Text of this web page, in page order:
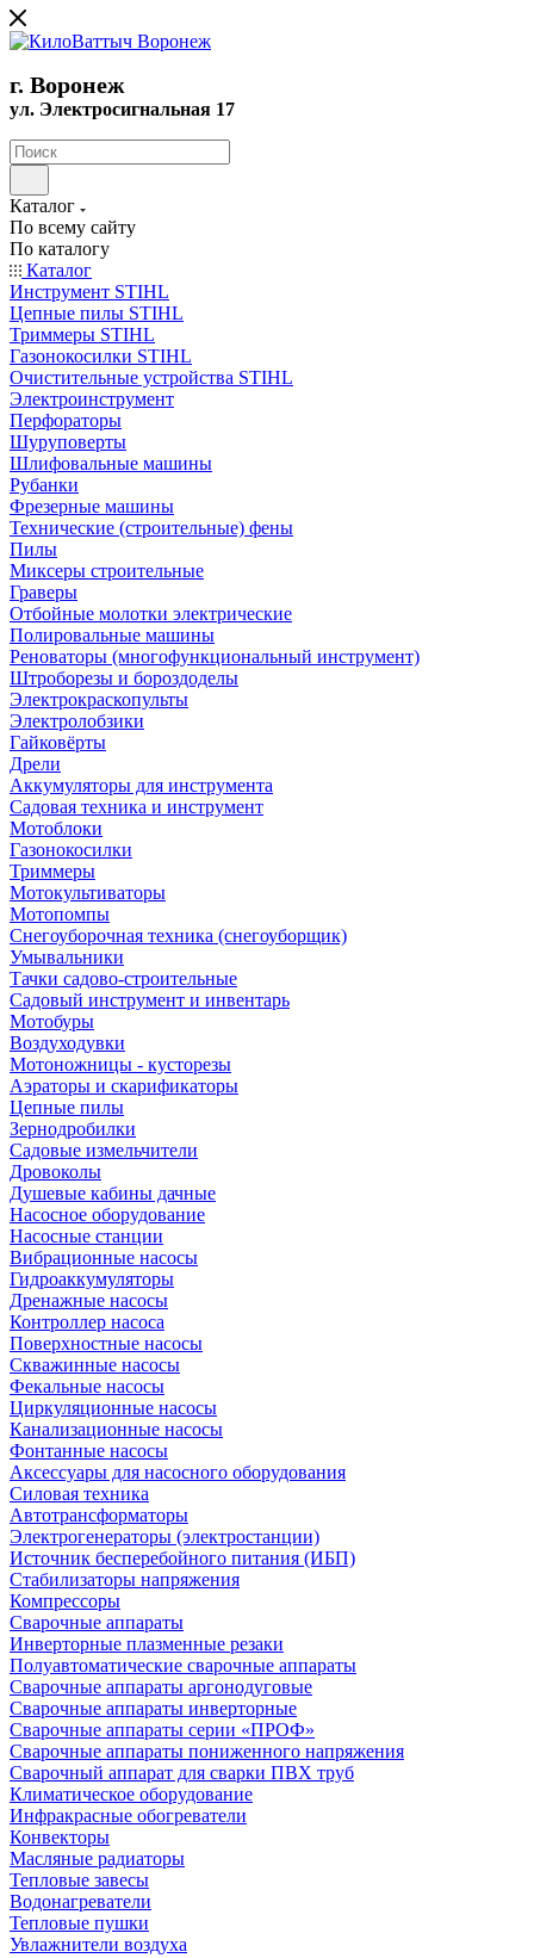
г. Воронеж
ул. Электросигнальная 17
Каталог
По всему сайту
По каталогу
Каталог
Инструмент STIHL
Цепные пилы STIHL
Триммеры STIHL
Газонокосилки STIHL
Очистительные устройства STIHL
Электроинструмент
Перфораторы
Шуруповерты
Шлифовальные машины
Рубанки
Фрезерные машины
Технические (строительные) фены
Пилы
Миксеры строительные
Граверы
Отбойные молотки электрические
Полировальные машины
Реноваторы (многофункциональный инструмент)
Штроборезы и бороздоделы
Электрокраскопульты
Электролобзики
Гайковёрты
Дрели
Аккумуляторы для инструмента
Садовая техника и инструмент
Мотоблоки
Газонокосилки
Триммеры
Мотокультиваторы
Мотопомпы
Снегоуборочная техника (снегоуборщик)
Умывальники
Тачки садово-строительные
Садовый инструмент и инвентарь
Мотобуры
Воздуходувки
Мотоножницы - кусторезы
Аэраторы и скарификаторы
Цепные пилы
Зернодробилки
Садовые измельчители
Дровоколы
Душевые кабины дачные
Насосное оборудование
Насосные станции
Вибрационные насосы
Гидроаккумуляторы
Дренажные насосы
Контроллер насоса
Поверхностные насосы
Скважинные насосы
Фекальные насосы
Циркуляционные насосы
Канализационные насосы
Фонтанные насосы
Аксессуары для насосного оборудования
Силовая техника
Автотрансформаторы
Электрогенераторы (электростанции)
Источник бесперебойного питания (ИБП)
Стабилизаторы напряжения
Компрессоры
Сварочные аппараты
Инверторные плазменные резаки
Полуавтоматические сварочные аппараты
Сварочные аппараты аргонодуговые
Сварочные аппараты инверторные
Сварочные аппараты серии «ПРОФ»
Сварочные аппараты пониженного напряжения
Сварочный аппарат для сварки ПВХ труб
Климатическое оборудование
Инфракрасные обогреватели
Конвекторы
Масляные радиаторы
Тепловые завесы
Водонагреватели
Тепловые пушки
Увлажнители воздуха